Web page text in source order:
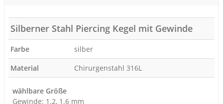
Silberner Stahl Piercing Kegel mit Gewinde
Farbe
silber
Material
Chirurgenstahl 316L
wählbare Größe
Gewinde: 1.2, 1.6 mm